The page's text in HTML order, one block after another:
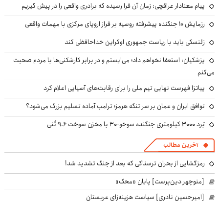
پیام معنادار عراقچی: زمان آن فرا رسیده که برادری واقعی را در پیش گیریم
رزمایش ۱۰ جنگنده پیشرفته روسیه بر فراز اروپای مرکزی با مهمات واقعی
زلنسکی باید با ریاست جمهوری اوکراین خداحافظی کند
پزشکیان: استعفا نخواهم داد؛ می‌ایستم و در برابر کارشکنی‌ها با مردم صحبت
می‌کنم
پیاتزا فهرست نهایی تیم ملی را برای رقابت‌های آسیایی اعلام کرد
توافق ایران و عمان بر سر تنگه هرمز؛ ترامپ آماده تسلیم بزرگ می‌شود؟
بُرد ۳۰۰۰ کیلومتری جنگنده سوخو-۳۰ با مخزن سوخت ۹.۶ تُنی
آخرین مطالب
رمزگشایی از بحران ترسناکی که بعد از جنگ تشدید شد!
[منوچهر دین‌پرست] پایان «محک»
[امیرحسین نادری] سیاست هزینه‌زای عربستان